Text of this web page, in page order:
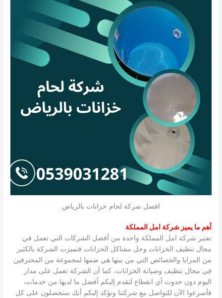
افضل شركة لحام خزانات بالرياض
أهم ما يميز شركة امل المملكة
تعتبر شركة امل المملكة واحدة من أفضل الشركات التي تعمل في
مجال تنظيف الخزانات وحل مشاكل الخزانات فتميزت الشركة بالكثير
من المزايا والخصائص التي من بينها هي ضمها لمجموعة من المحترفين
في مجال تنظيف وصيانة الخزانات، كما أن الشركة تعمل على مدار
اليوم دون حدوث أي انقطاع لتقدم إليكم أفضل ما لديها من خدمات،
فأسرعوا الآن للتواصل مع شركتنا ونؤكد إليكم أنك ستحصلون على كل